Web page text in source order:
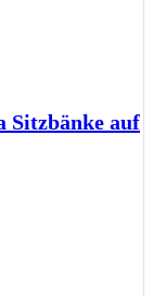
Sitzbänke auf